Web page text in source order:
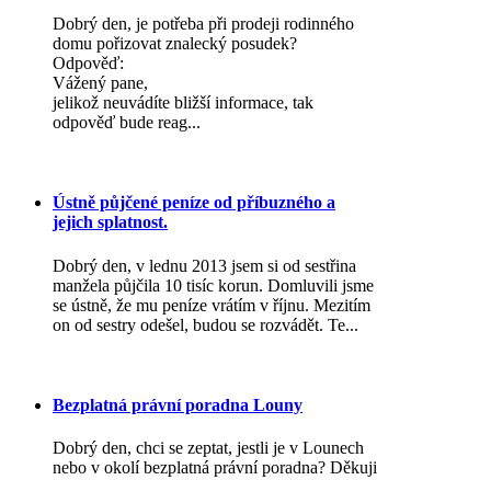
Dobrý den, je potřeba při prodeji rodinného
domu pořizovat znalecký posudek?
Odpověď:
Vážený pane,
jelikož neuvádíte bližší informace, tak
odpověď bude reag...
Ústně půjčené peníze od příbuzného a
jejich splatnost.
Dobrý den, v lednu 2013 jsem si od sestřina
manžela půjčila 10 tisíc korun. Domluvili jsme
se ústně, že mu peníze vrátím v říjnu. Mezitím
on od sestry odešel, budou se rozvádět. Te...
Bezplatná právní poradna Louny
Dobrý den, chci se zeptat, jestli je v Lounech
nebo v okolí bezplatná právní poradna? Děkuji